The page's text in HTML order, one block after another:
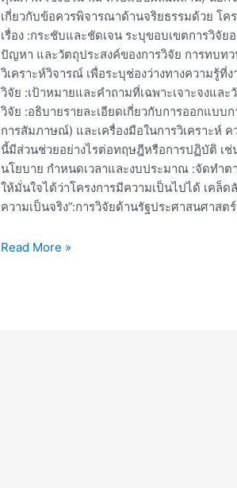
เกี่ยวกับข้อควรพิจารณาด้านจริยธรรมด้วย โค
เรื่อง :กระชับและชัดเจน ระบุขอบเขตการวิจั
ปัญหา และวัตถุประสงค์ของการวิจัย การทบท
วิเคราะห์วิจารณ์ เพื่อระบุช่องว่างทางความรู้
วิจัย :เป้าหมายและคำถามที่เฉพาะเจาะจงแล
วิจัย :อธิบายรายละเอียดเกี่ยวกับการออกแบบ
การสัมภาษณ์) และเครื่องมือในการวิเคราะห์
นี้มีส่วนช่วยอย่างไรต่อทฤษฎีหรือการปฏิบัติ เ
นโยบาย กำหนดเวลาและงบประมาณ :จัดทำ
ให้มั่นใจได้ว่าโครงการมีความเป็นไปได้ เคล็
ความเป็นจริง”:การวิจัยด้านรัฐประศาสนศาสต
Read More »